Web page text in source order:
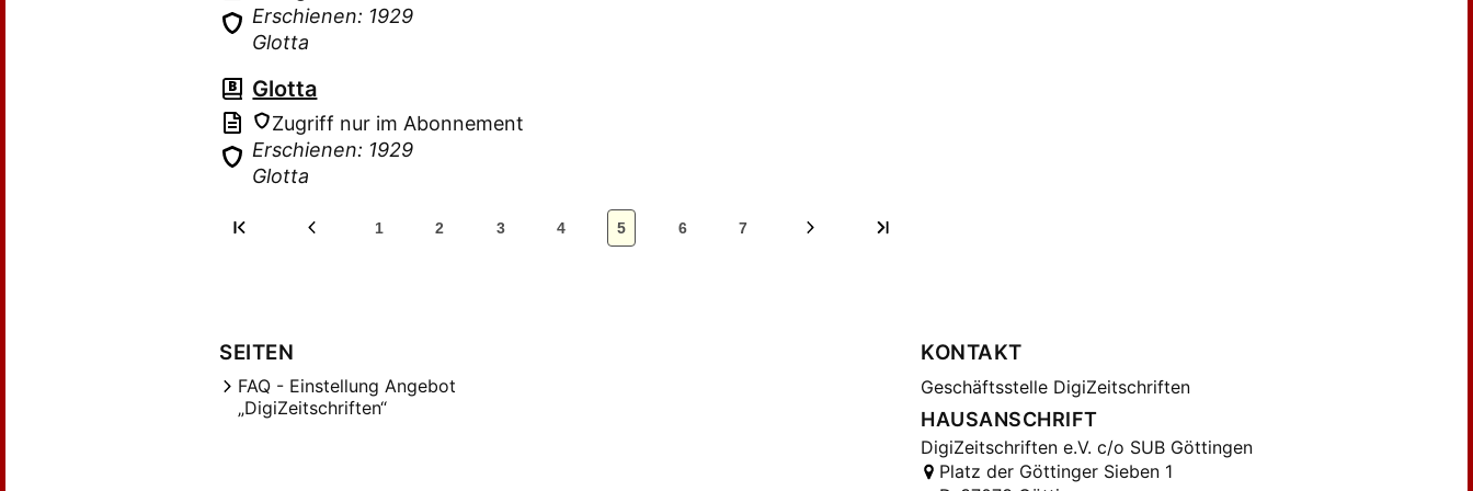
Erschienen: 1929
Glotta
Glotta
Zugriff nur im Abonnement
Erschienen: 1929
Glotta
1 2 3 4 5 6 7
SEITEN
FAQ - Einstellung Angebot
„DigiZeitschriften“
KONTAKT
Geschäftsstelle DigiZeitschriften
HAUSANSCHRIFT
DigiZeitschriften e.V. c/o SUB Göttingen
Platz der Göttinger Sieben 1